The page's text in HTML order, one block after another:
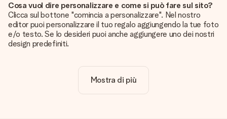
Cosa vuol dire personalizzare e come si può fare sul sito?
Clicca sul bottone "comincia a personalizzare". Nel nostro
editor puoi personalizzare il tuo regalo aggiungendo la tue foto
e/o testo. Se lo desideri puoi anche aggiungere uno dei nostri
design predefiniti.
Certo! Il prezzo mostrato include sempre la personalizzazione
Mostra di più